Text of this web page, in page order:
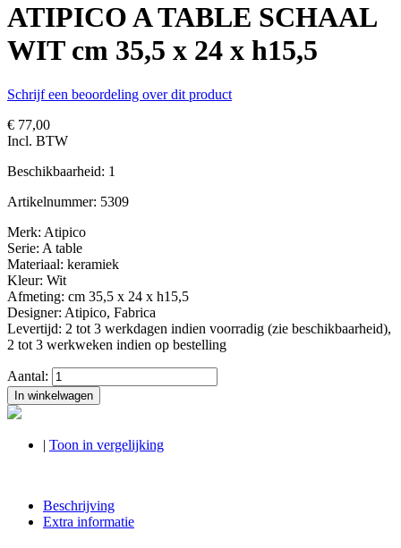
ATIPICO A TABLE SCHAAL
WIT cm 35,5 x 24 x h15,5
Schrijf een beoordeling over dit product
€ 77,00
Incl. BTW
Beschikbaarheid: 1
Artikelnummer: 5309
Merk: Atipico
Serie: A table
Materiaal: keramiek
Kleur: Wit
Afmeting: cm 35,5 x 24 x h15,5
Designer: Atipico, Fabrica
Levertijd: 2 tot 3 werkdagen indien voorradig (zie beschikbaarheid),
2 tot 3 werkweken indien op bestelling
Aantal:
In winkelwagen
| Toon in vergelijking
Beschrijving
Extra informatie